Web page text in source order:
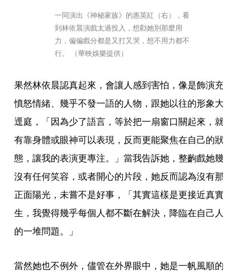
一同演出《神秘家族》的惠英紅（右），看
到林依晨演戲太過投入，想勸她別那麼用
力，偏偏戲分都是又打又哭，想不用力都不
行。 （華映娛樂提供）
果然林依晨認真起來，會讓人感到害怕，像是飾演充
憤怒情緒、幾乎不發一語的人物，跟她以往的形象大
逕庭，「因為少了語言，等於把一扇窗口關起來，就
有靠身體或眼神可以表現，反而更能聚焦在自己的狀
態，讓我的表演更專注。」當我告訴她，整齣戲她幾
沒有任何笑容，或者開心的片段，她反而認為沒有那
正面陽光，未嘗不是好事，「其實這樣是更接近真實
生，我覺得幾乎每個人都不斷在解決，降臨在自己人
的一堆問題。」
當然她也不例外，儘管在外界眼中，她是一帆風順的